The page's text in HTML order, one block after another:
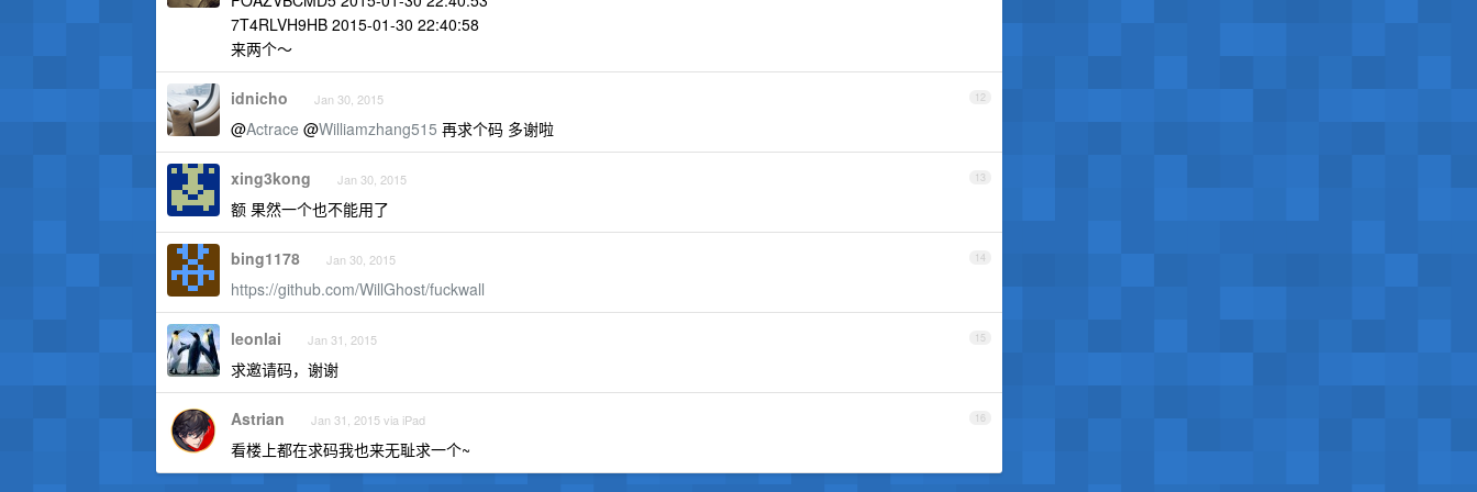
7T4RLVH9HB 2015-01-30 22:40:58
来两个～
12
idnicho Jan 30, 2015
@Actrace @Williamzhang515 再求个码 多谢啦
13
xing3kong Jan 30, 2015
额 果然一个也不能用了
14
bing1178 Jan 30, 2015
https://github.com/WillGhost/fuckwall
15
leonlai Jan 31, 2015
求邀请码，谢谢
16
Astrian Jan 31, 2015 via iPad
看楼上都在求码我也来无耻求一个~